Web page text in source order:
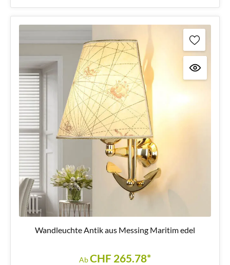
Wandleuchte Antik aus Messing Maritim edel
AbCHF 265.78*